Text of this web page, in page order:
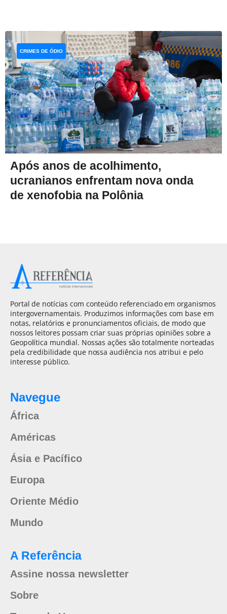
Após anos de acolhimento,
ucranianos enfrentam nova onda
de xenofobia na Polônia
CRIMES DE ÓDIO
Portal de notícias com conteúdo referenciado em organismos
intergovernamentais. Produzimos informações com base em
notas, relatórios e pronunciamentos oficiais, de modo que
nossos leitores possam criar suas próprias opiniões sobre a
Geopolítica mundial. Nossas ações são totalmente norteadas
pela credibilidade que nossa audiência nos atribui e pelo
interesse público.
Navegue
África
Américas
Ásia e Pacífico
Europa
Oriente Médio
Mundo
A Referência
Assine nossa newsletter
Sobre